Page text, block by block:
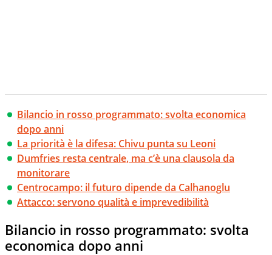
Bilancio in rosso programmato: svolta economica
dopo anni
La priorità è la difesa: Chivu punta su Leoni
Dumfries resta centrale, ma c’è una clausola da
monitorare
Centrocampo: il futuro dipende da Calhanoglu
Attacco: servono qualità e imprevedibilità
Bilancio in rosso programmato: svolta
economica dopo anni